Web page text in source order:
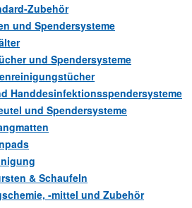
Zubehör
und Spendersysteme
und Spendersysteme
Handdesinfektionsspendersysteme
und Spendersysteme
& Schaufeln
-mittel und Zubehör